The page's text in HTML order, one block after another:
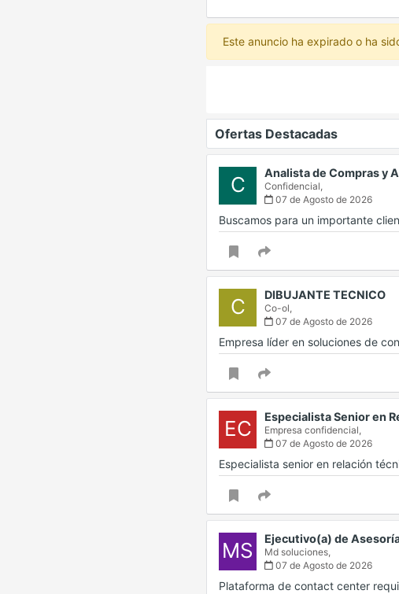
Este anuncio ha expirado o ha
Ofertas Destacadas
C Analista de Compras y
Confidencial,
07 de Agosto de 2026
Buscamos para un importante
C DIBUJANTE TECNICO
Co-ol,
07 de Agosto de 2026
Empresa líder en soluciones de
EC Especialista Senior en
Empresa confidencial,
07 de Agosto de 2026
Especialista senior en relación
MS Ejecutivo(a) de
Md soluciones,
07 de Agosto de 2026
Plataforma de contact center